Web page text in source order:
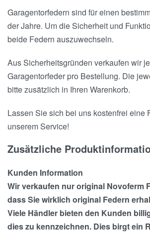
Garagentorfedern sind für einen
der Jahre. Um die Sicherheit und
beide Federn auszuwechseln.
Aus Sicherheitsgründen verkaufen wir
Garagentorfeder pro Bestellung. Die
bitte zusätzlich in Ihren Warenkorb.
Lassen Sie sich bei uns kostenfrei eine
unserem Service!
Zusätzliche
Kunden Information
Wir verkaufen nur original Novoferm
dass Sie wirklich original Federn
Viele Händler bieten den Kunden
dies zu kennzeichnen. Dies birgt ein